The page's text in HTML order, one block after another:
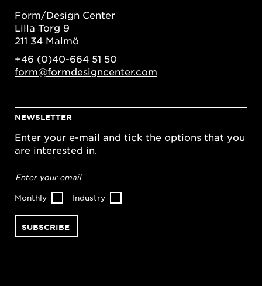
Form/Design Center
Lilla Torg 9
211 34 Malmö
+46 (0)40-664 51 50
form@formdesigncenter.com
NEWSLETTER
Enter your e-mail and tick the options that you
are interested in.
address*
Monthly Industry